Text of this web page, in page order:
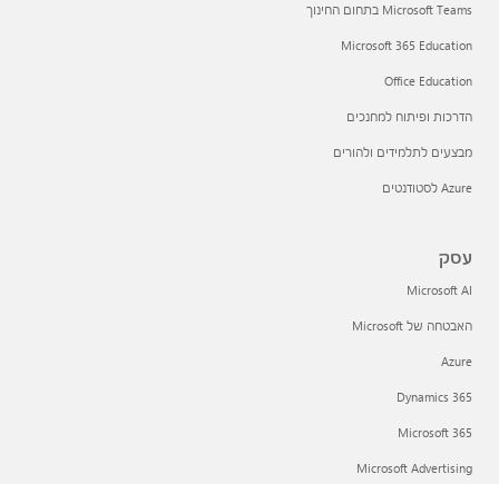
Microsoft Teams בתחום החינוך
Microsoft 365 Education
Office Education
הדרכות ופיתוח למחנכים
מבצעים לתלמידים ולהורים
Azure לסטודנטים
עסק
Microsoft AI
האבטחה של Microsoft
Azure
Dynamics 365
Microsoft 365
Microsoft Advertising